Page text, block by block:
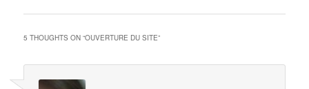
5 THOUGHTS ON “OUVERTURE DU SITE”